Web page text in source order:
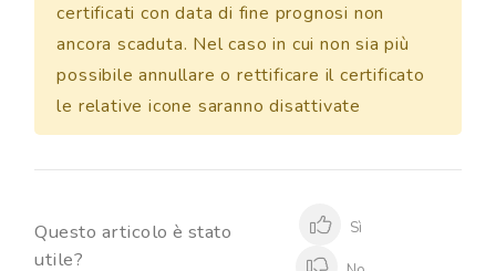
certificati con data di fine prognosi non
ancora scaduta. Nel caso in cui non sia più
possibile annullare o rettificare il certificato
le relative icone saranno disattivate
Questo articolo è stato
utile?
Sì